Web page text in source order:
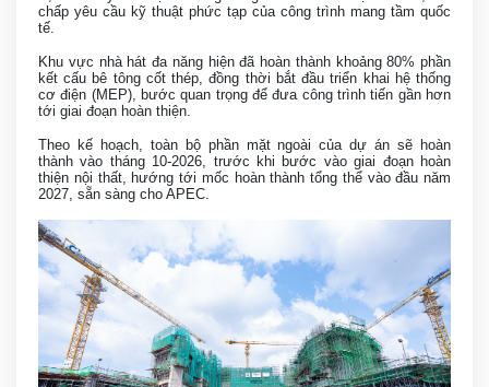
chấp yêu cầu kỹ thuật phức tạp của công trình mang tầm quốc
tế.
Khu vực nhà hát đa năng hiện đã hoàn thành khoảng 80% phần
kết cấu bê tông cốt thép, đồng thời bắt đầu triển khai hệ thống
cơ điện (MEP), bước quan trọng để đưa công trình tiến gần hơn
tới giai đoạn hoàn thiện.
Theo kế hoạch, toàn bộ phần mặt ngoài của dự án sẽ hoàn
thành vào tháng 10-2026, trước khi bước vào giai đoạn hoàn
thiện nội thất, hướng tới mốc hoàn thành tổng thể vào đầu năm
2027, sẵn sàng cho APEC.